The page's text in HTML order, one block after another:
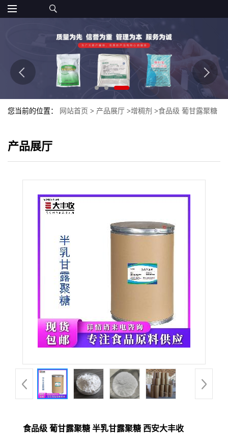
您当前的位置： 网站首页 > 产品展厅 >增稠剂 >食品级 葡甘露聚糖
产品展厅
食品级 葡甘露聚糖 半乳甘露聚糖 西安大丰收